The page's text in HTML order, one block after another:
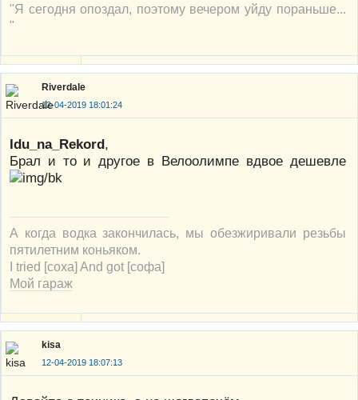
"Я сегодня опоздал, поэтому вечером уйду пораньше...
"
Riverdale
12-04-2019 18:01:24
Idu_na_Rekord,
Брал и то и другое в Велоолимпе вдвое дешевле
А когда водка закончилась, мы обезжиривали резьбы
пятилетним коньяком.
I tried [соха] And got [софа]
Мой гараж
kisa
12-04-2019 18:07:13